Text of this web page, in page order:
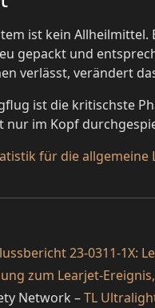
ist kein
gepackt und
verlässt, verändert
ist die kritischste
nur im Kopf
für die
23-0311-1X:
zum Learjet-
Network –TL